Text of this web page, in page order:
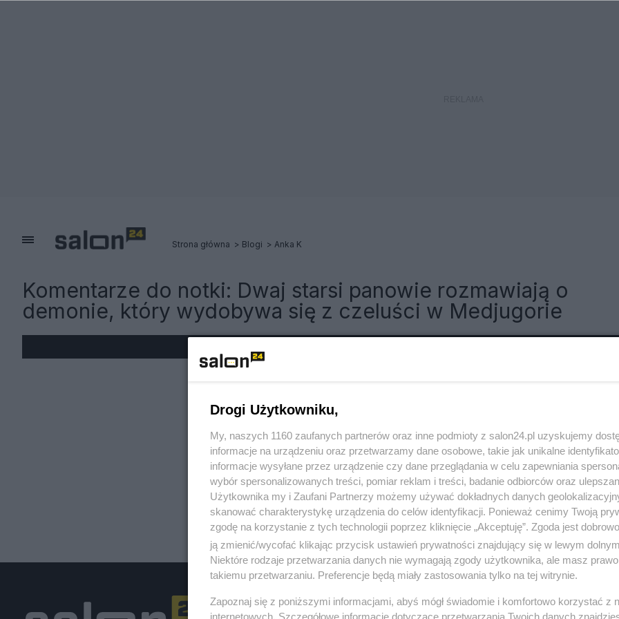
Strona główna Blogi Anka K
Komentarze do notki: Dwaj starsi panowie rozmawiają o
demonie, który wydobywa się z czeluści w Medjugorie
Polityka Gospodarka
Drogi Użytkowniku,
My, naszych 1160 zaufanych partnerów oraz inne podmioty z salon24.pl uzyskujemy
informacje na urządzeniu oraz przetwarzamy dane osobowe, takie jak unikalne
informacje wysyłane przez urządzenie czy dane przeglądania w celu zapewniania
wybór spersonalizowanych treści, pomiar reklam i treści, badanie odbiorców oraz
Użytkownika my i Zaufani Partnerzy możemy używać dokładnych danych
skanować charakterystykę urządzenia do celów identyfikacji. Ponieważ cenimy Twoją
zgodę na korzystanie z tych technologii poprzez kliknięcie „Akceptuję”. Zgoda jest
ją zmienić/wycofać klikając przycisk ustawień prywatności znajdujący się w lewym
Niektóre rodzaje przetwarzania danych nie wymagają zgody użytkownika, ale masz
takiemu przetwarzaniu. Preferencje będą miały zastosowania tylko na tej witrynie.
Zapoznaj się z poniższymi informacjami, abyś mógł świadomie i komfortowo korzystać z
internetowych. Szczegółowe informacje dotyczące przetwarzania Twoich danych